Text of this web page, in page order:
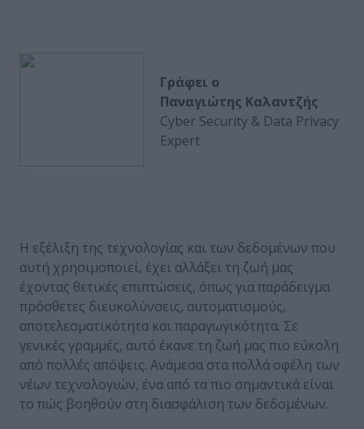
Γράφει ο
Παναγιώτης Καλαντζής
Cyber Security & Data Privacy
Expert
Η εξέλιξη της τεχνολογίας και των δεδομένων που
αυτή χρησιμοποιεί, έχει αλλάξει τη ζωή μας
έχοντας θετικές επιπτώσεις, όπως για παράδειγμα
πρόσθετες διευκολύνσεις, αυτοματισμούς,
αποτελεσματικότητα και παραγωγικότητα. Σε
γενικές γραμμές, αυτό έκανε τη ζωή μας πιο εύκολη
από πολλές απόψεις. Ανάμεσα στα πολλά οφέλη των
νέων τεχνολογιών, ένα από τα πιο σημαντικά είναι
το πώς βοηθούν στη διασφάλιση των δεδομένων.